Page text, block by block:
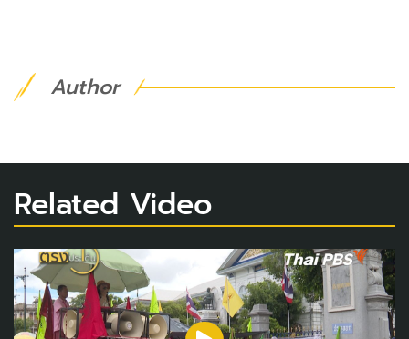
Author
Related Video